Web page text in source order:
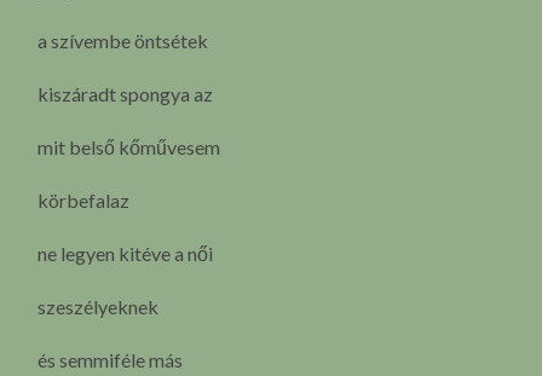
a szívembe öntsétek
kiszáradt spongya az
mit belső kőművesem
körbefalaz
ne legyen kitéve a női
szeszélyeknek
és semmiféle más